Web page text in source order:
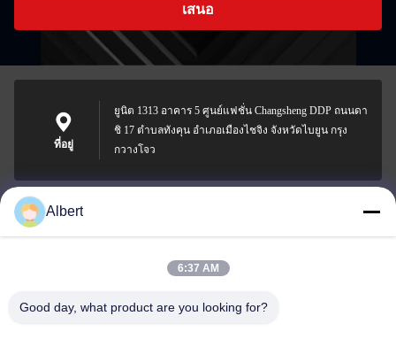
เสนอ
ที่อยู่
ยูนิต 1313 อาคาร 5 ศูนย์แฟชั่น Changsheng DDP ถนนดา
ชิ 17 ตําบลทังคุน อําเภอเมืองไชจิง จังหวัดไบยูน กรุง
กวางโจว
james@yimiautoparts.com
Albert
6:37 AM
Good day, what product are you looking for?